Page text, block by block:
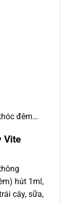
đêm…
Vite
hút 1ml,
cây, sữa,